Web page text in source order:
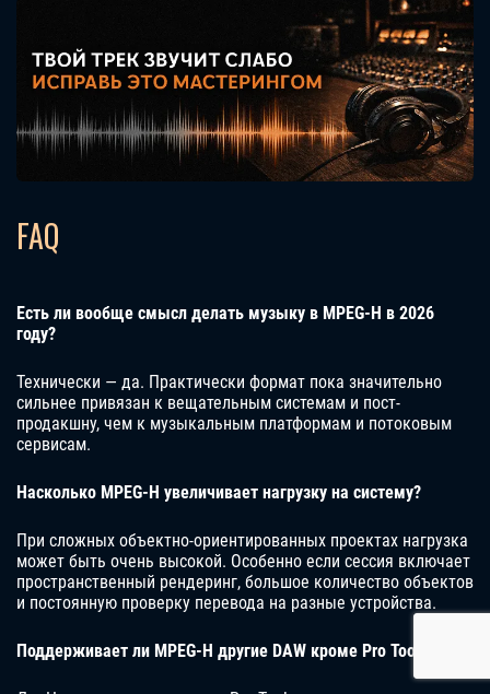
FAQ
Есть ли вообще смысл делать музыку в MPEG-H в 2026
году?
Технически — да. Практически формат пока значительно
сильнее привязан к вещательным системам и пост-
продакшну, чем к музыкальным платформам и потоковым
сервисам.
Насколько MPEG-H увеличивает нагрузку на систему?
При сложных объектно-ориентированных проектах нагрузка
может быть очень высокой. Особенно если сессия включает
пространственный рендеринг, большое количество объектов
и постоянную проверку перевода на разные устройства.
Поддерживает ли MPEG-H другие DAW кроме Pro Tools?